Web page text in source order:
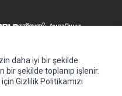
daha iyi bir şekilde
bir şekilde toplanıp işlenir.
Gizlilik Politikamızı